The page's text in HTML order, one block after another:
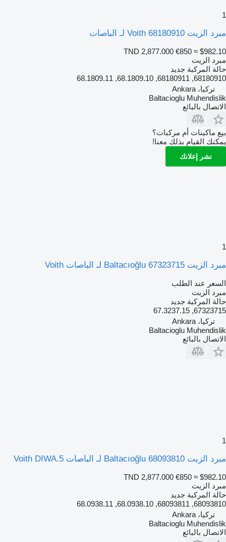
1
مبرد الزيت Voith 68180910 لـ الباصات
TND 2,877.000 €850 ≈ $982.10
مبرد الزيت
حالة المركبة جديد
68180910, 68180911, 68.1809.10, 68.1809.11
تركيا، Ankara
Baltacioglu Muhendislik
الاتصال بالبائع
بيع ماكينات أم مركبات؟
يمكنك القيام بذلك معنا!
نشر إعلانك
1
مبرد الزيت Baltacıoğlu 67323715 لـ الباصات Voith
السعر عند الطلب
مبرد الزيت
حالة المركبة جديد
67323715, 67.3237.15
تركيا، Ankara
Baltacioglu Muhendislik
الاتصال بالبائع
1
مبرد الزيت Baltacıoğlu 68093810 لـ الباصات Voith DIWA.5
TND 2,877.000 €850 ≈ $982.10
مبرد الزيت
حالة المركبة جديد
68093810, 68093811, 68.0938.10, 68.0938.11
تركيا، Ankara
Baltacioglu Muhendislik
الاتصال بالبائع